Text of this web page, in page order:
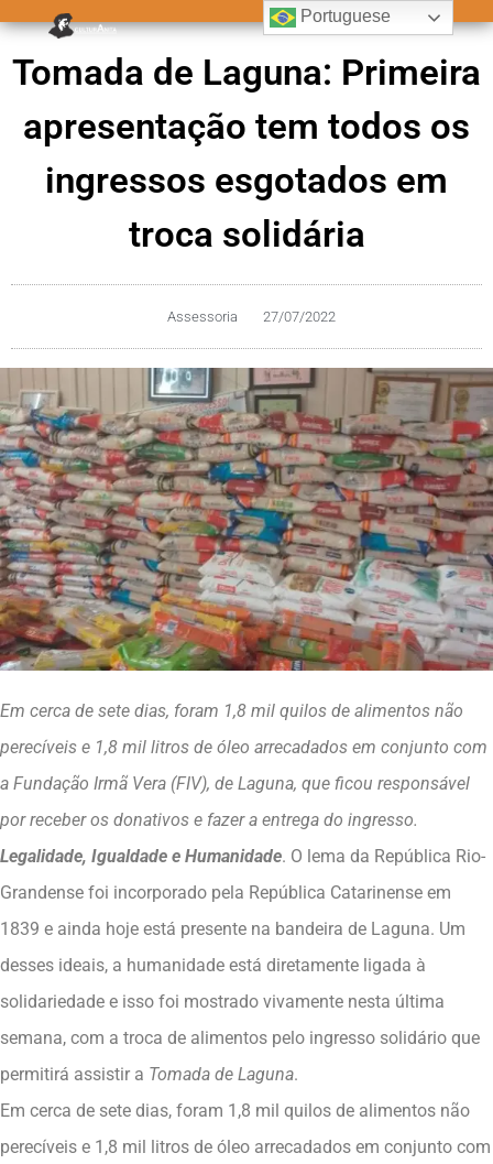
Tomada de Laguna: Primeira
apresentação tem todos os
ingressos esgotados em
troca solidária
Assessoria 27/07/2022
Em cerca de sete dias, foram 1,8 mil quilos de alimentos não
perecíveis e 1,8 mil litros de óleo arrecadados em conjunto com
a Fundação Irmã Vera (FIV), de Laguna, que ficou responsável
por receber os donativos e fazer a entrega do ingresso.
Legalidade, Igualdade e Humanidade. O lema da República Rio-
Grandense foi incorporado pela República Catarinense em
1839 e ainda hoje está presente na bandeira de Laguna. Um
desses ideais, a humanidade está diretamente ligada à
solidariedade e isso foi mostrado vivamente nesta última
semana, com a troca de alimentos pelo ingresso solidário que
permitirá assistir a Tomada de Laguna.
Em cerca de sete dias, foram 1,8 mil quilos de alimentos não
perecíveis e 1,8 mil litros de óleo arrecadados em conjunto com
Portuguese